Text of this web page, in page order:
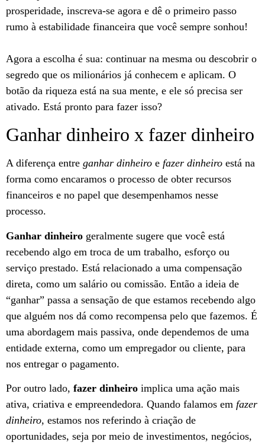
prosperidade, inscreva-se agora e dê o primeiro passo
rumo à estabilidade financeira que você sempre sonhou!
Agora a escolha é sua: continuar na mesma ou descobrir o
segredo que os milionários já conhecem e aplicam. O
botão da riqueza está na sua mente, e ele só precisa ser
ativado. Está pronto para fazer isso?
Ganhar dinheiro x fazer dinheiro
A diferença entre ganhar dinheiro e fazer dinheiro está na
forma como encaramos o processo de obter recursos
financeiros e no papel que desempenhamos nesse
processo.
Ganhar dinheiro geralmente sugere que você está
recebendo algo em troca de um trabalho, esforço ou
serviço prestado. Está relacionado a uma compensação
direta, como um salário ou comissão. Então a ideia de
“ganhar” passa a sensação de que estamos recebendo algo
que alguém nos dá como recompensa pelo que fazemos. É
uma abordagem mais passiva, onde dependemos de uma
entidade externa, como um empregador ou cliente, para
nos entregar o pagamento.
Por outro lado, fazer dinheiro implica uma ação mais
ativa, criativa e empreendedora. Quando falamos em fazer
dinheiro, estamos nos referindo à criação de
oportunidades, seja por meio de investimentos, negócios,